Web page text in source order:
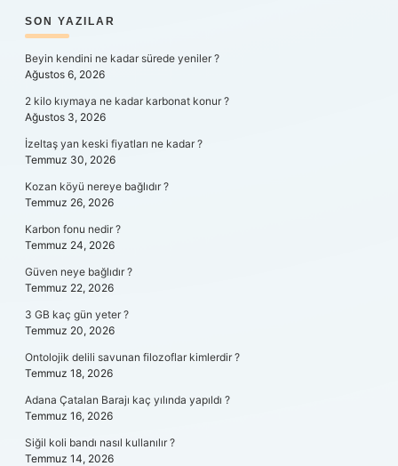
SIDEBAR
SON YAZILAR
Beyin kendini ne kadar sürede yeniler ?
Ağustos 6, 2026
2 kilo kıymaya ne kadar karbonat konur ?
Ağustos 3, 2026
İzeltaş yan keski fiyatları ne kadar ?
Temmuz 30, 2026
Kozan köyü nereye bağlıdır ?
Temmuz 26, 2026
Karbon fonu nedir ?
Temmuz 24, 2026
Güven neye bağlıdır ?
Temmuz 22, 2026
3 GB kaç gün yeter ?
Temmuz 20, 2026
Ontolojik delili savunan filozoflar kimlerdir ?
Temmuz 18, 2026
Adana Çatalan Barajı kaç yılında yapıldı ?
Temmuz 16, 2026
Siğil koli bandı nasıl kullanılır ?
Temmuz 14, 2026